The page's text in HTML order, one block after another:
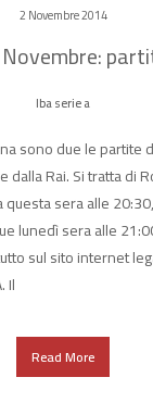
2 Novembre 2014
lba serie a
sono due le partite
dalla Rai. Si tratta di
questa sera alle
lunedì sera alle
sul sito internet
Il
Read More